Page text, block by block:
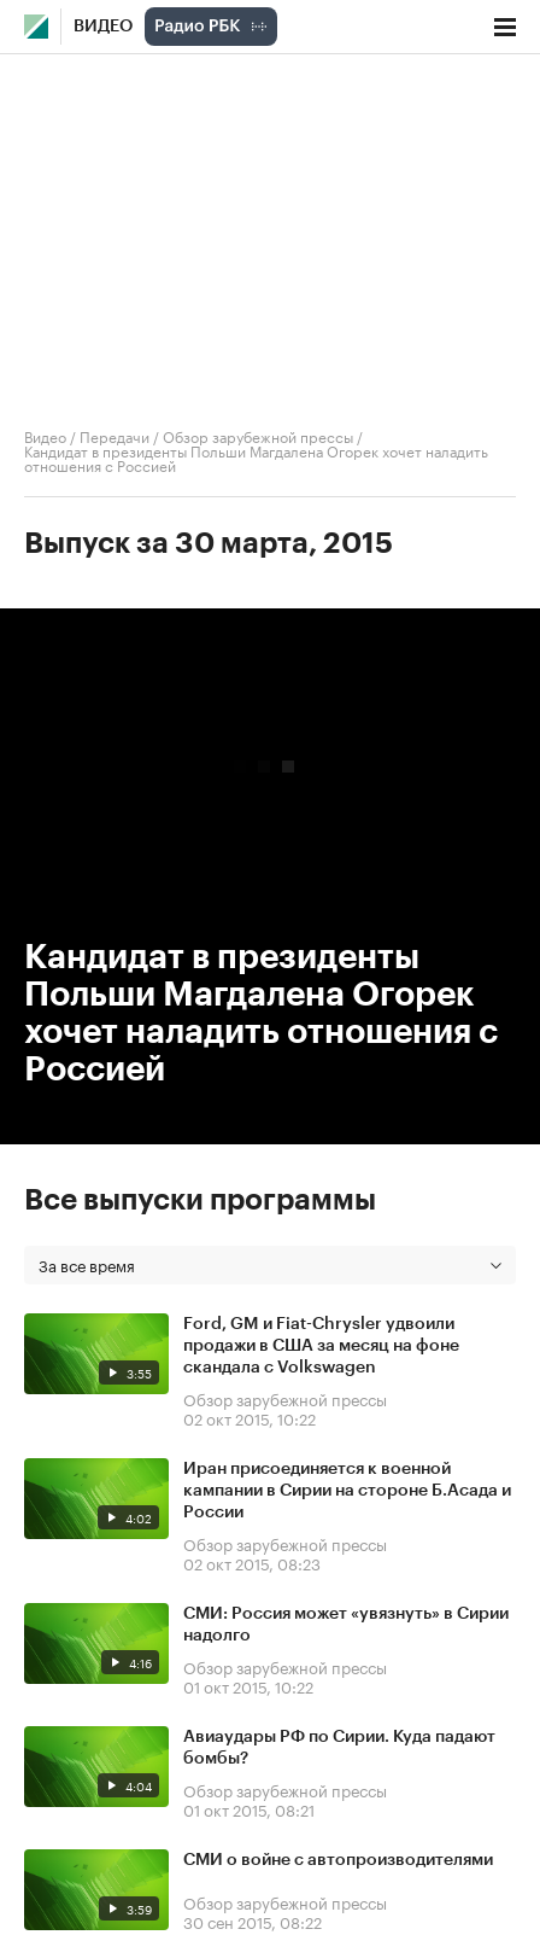
ВИДЕО
Видео / Передачи /Обзор зарубежной прессы /
Кандидат в президенты Польши Магдалена Огорек хочет наладить
отношения с Россией
Выпуск за 30 марта, 2015
Кандидат в президенты
Польши Магдалена Огорек
хочет наладить отношения с
Россией
Все выпуски программы
За все время
3:55
Ford, GM и Fiat-Chrysler удвоили
продажи в США за месяц на фоне
скандала с Volkswagen
Обзор зарубежной прессы
02 окт 2015, 10:22
4:02
Иран присоединяется к военной
кампании в Сирии на стороне Б.Асада и
России
Обзор зарубежной прессы
02 окт 2015, 08:23
4:16
СМИ: Россия может «увязнуть» в Сирии
надолго
Обзор зарубежной прессы
01 окт 2015, 10:22
4:04
Авиаудары РФ по Сирии. Куда падают
бомбы?
Обзор зарубежной прессы
01 окт 2015, 08:21
3:59
СМИ о войне с автопроизводителями
Обзор зарубежной прессы
30 сен 2015, 08:22